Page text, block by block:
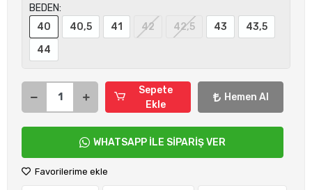
BEDEN:
40
40,5 41 42 42,5 43
43,5
44
Sepete
Ekle
Hemen Al
WHATSAPP İLE SİPARİŞ VER
Favorilerime ekle